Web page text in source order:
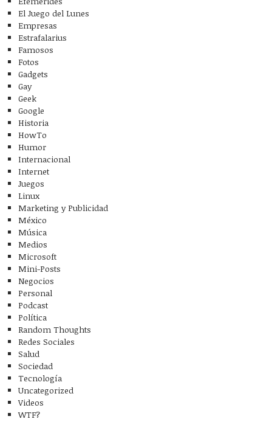
El Juego del Lunes
Empresas
Estrafalarius
Famosos
Fotos
Gadgets
Gay
Geek
Google
Historia
HowTo
Humor
Internacional
Internet
Juegos
Linux
Marketing y Publicidad
México
Música
Medios
Microsoft
Mini-Posts
Negocios
Personal
Podcast
Política
Random Thoughts
Redes Sociales
Salud
Sociedad
Tecnología
Uncategorized
Videos
WTF?